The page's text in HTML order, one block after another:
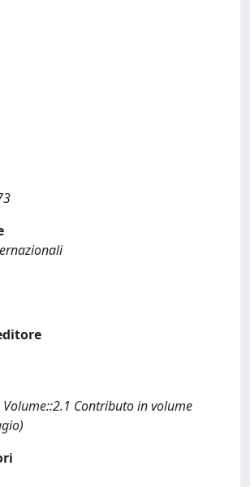
Contributo in volume